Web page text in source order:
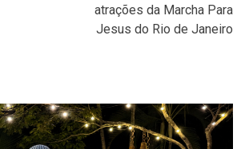
atrações da Marcha Para
Jesus do Rio de Janeiro